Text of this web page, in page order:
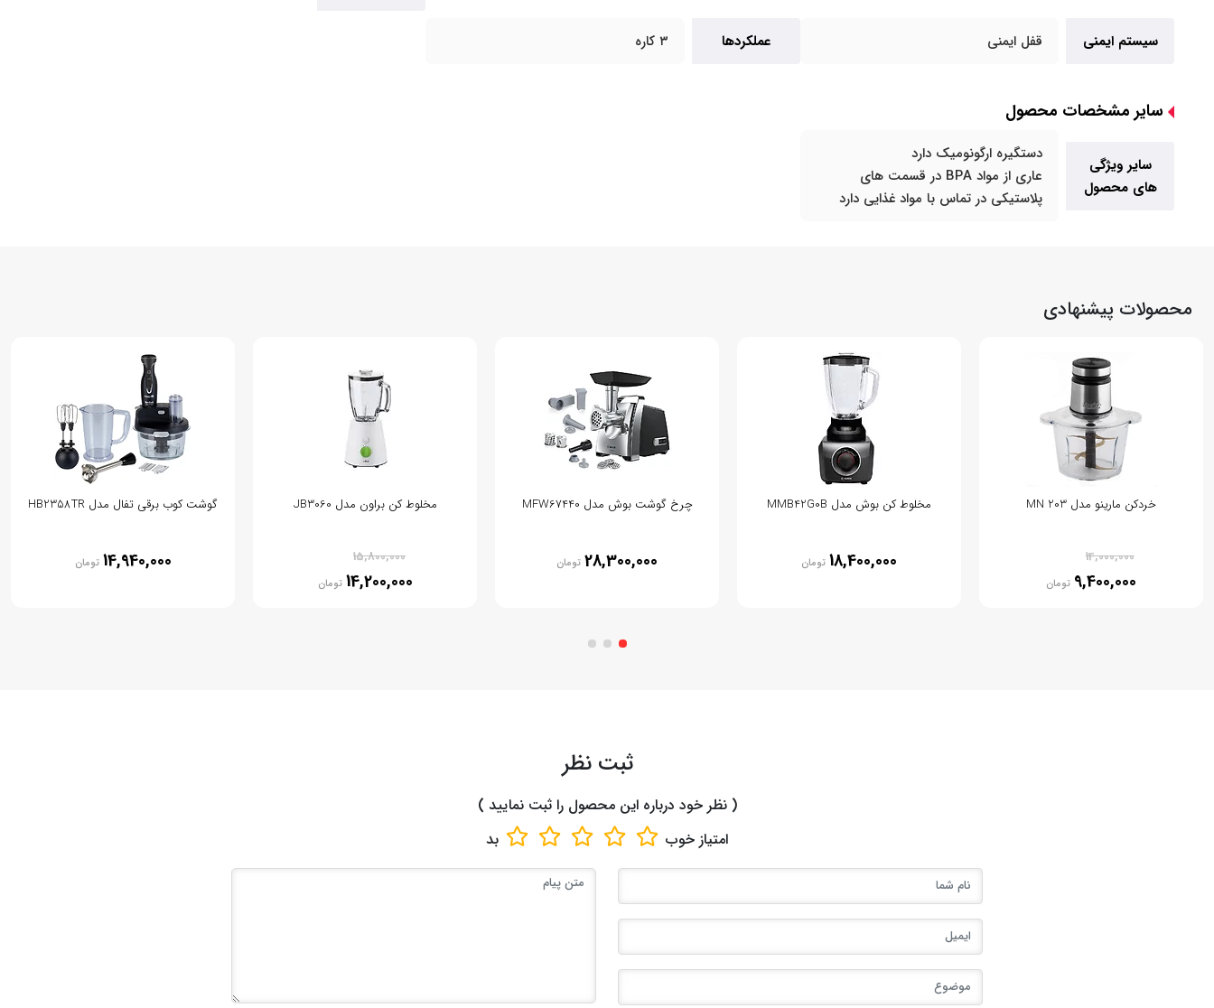
سیستم ایمنی قفل ایمنی عملکردها ۳ کاره
سایر مشخصات محصول
سایر ویژگی
های محصول
دستگیره ارگونومیک دارد
عاری از مواد BPA در قسمت های
پلاستیکی در تماس با مواد غذایی دارد
محصولات پیشنهادی
خردکن مارینو مدل MN 203
14,000,000
9,400,000 تومان
مخلوط کن بوش مدل MMB42G0B
18,400,000 تومان
چرخ گوشت بوش مدل MFW67440
28,300,000 تومان
مخلوط کن براون مدل JB3060
15,800,000
14,200,000 تومان
گوشت کوب برقی تفال مدل HB2358TR
14,940,000 تومان
ثبت نظر
( نظر خود درباره این محصول را ثبت نمایید )
امتیاز خوب بد